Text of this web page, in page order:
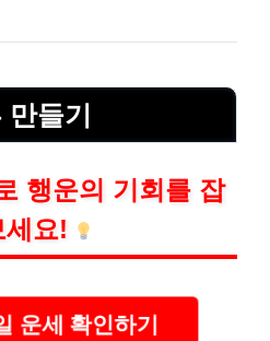
만들기
행운의 기회를 잡
세요!
운세 확인하기